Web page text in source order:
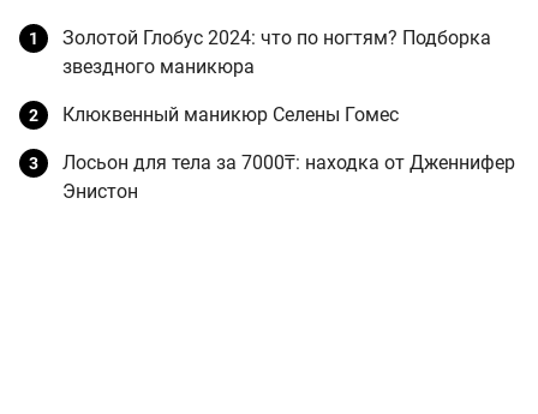
Золотой Глобус 2024: что по ногтям? Подборка
звездного маникюра
Клюквенный маникюр Селены Гомес
Лосьон для тела за 7000₸: находка от Дженнифер
Энистон